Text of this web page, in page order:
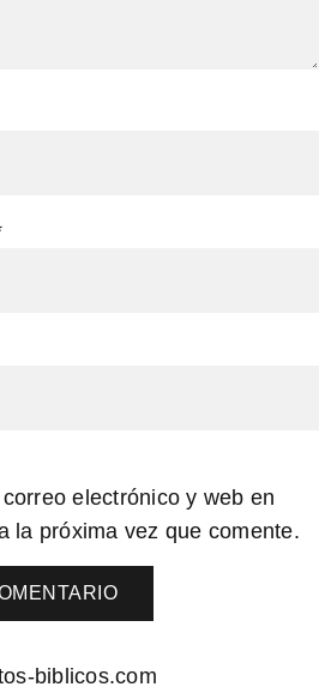
electrónico y web en
la próxima vez que comente.
biblicos.com